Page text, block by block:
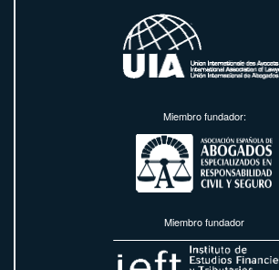
Miembro fundador:
Miembro fundador